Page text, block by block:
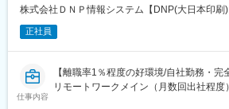
本求人は奈良県のお客様へ希望に応じて
ます。
■キャリアプランに応じたアサイン調整
案件の選択権がエンジニアにあるほか『
試みです。営業がリストアップした中
いう案件をボタン1つで断れる制度です
株式会社ＤＮＰ情報システム【DNP(大日本印刷)
正社員
仕事内容
【離職率1％程度の好環境/自社勤務・
リモートワークメイン（月数回出社程